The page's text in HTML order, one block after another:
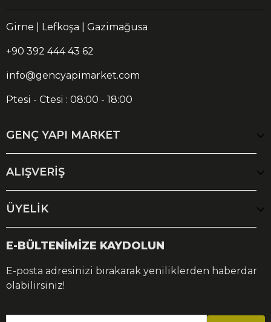
Girne | Lefkoşa | Gazimağusa
+90 392 444 43 62
info@gencyapimarket.com
Ptesi - Ctesi : 08:00 - 18:00
GENÇ YAPI MARKET
ALIŞVERİŞ
ÜYELİK
E-BÜLTENİMİZE KAYDOLUN
E-posta adresinizi bırakarak yeniliklerden haberdar
olabilirsiniz!